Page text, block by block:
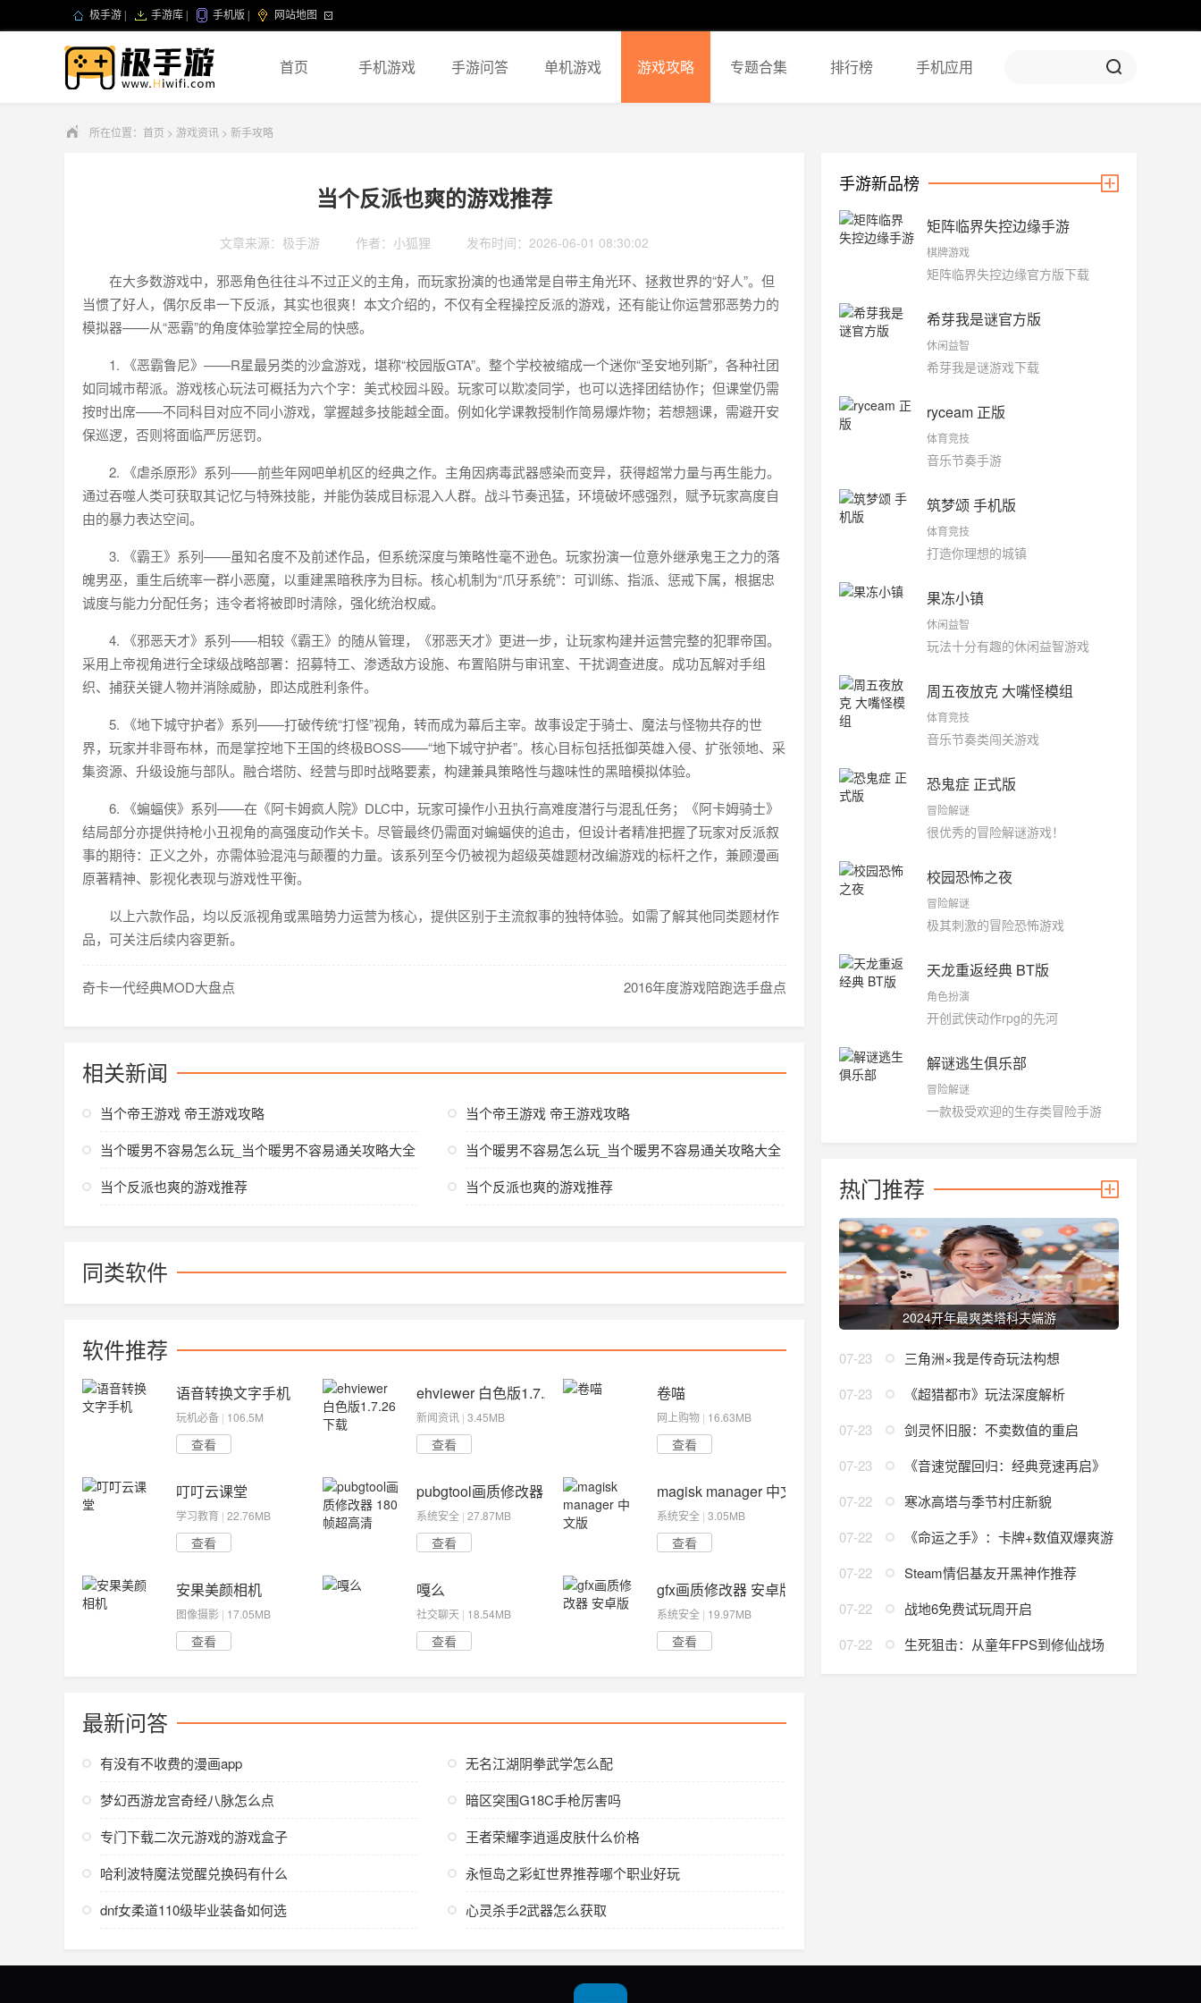
极手游 手游库 手机版 网站地图
首页 手机游戏 手游问答 单机游戏 游戏攻略 专题合集 排行榜 手机应用
所在位置： 首页 > 游戏资讯 > 新手攻略
当个反派也爽的游戏推荐
文章来源：极手游 作者：小狐狸 发布时间：2026-06-01 08:30:02
在大多数游戏中，邪恶角色往往斗不过正义的主角，而玩家扮演的也通常是自带主角光环、拯救世界的“好人”。但
当惯了好人，偶尔反串一下反派，其实也很爽！本文介绍的，不仅有全程操控反派的游戏，还有能让你运营邪恶势力的
模拟器——从“恶霸”的角度体验掌控全局的快感。
1. 《恶霸鲁尼》——R星最另类的沙盒游戏，堪称“校园版GTA”。整个学校被缩成一个迷你“圣安地列斯”，各种社团
如同城市帮派。游戏核心玩法可概括为六个字：美式校园斗殴。玩家可以欺凌同学，也可以选择团结协作；但课堂仍需
按时出席——不同科目对应不同小游戏，掌握越多技能越全面。例如化学课教授制作简易爆炸物；若想翘课，需避开安
保巡逻，否则将面临严厉惩罚。
2. 《虐杀原形》系列——前些年网吧单机区的经典之作。主角因病毒武器感染而变异，获得超常力量与再生能力。
通过吞噬人类可获取其记忆与特殊技能，并能伪装成目标混入人群。战斗节奏迅猛，环境破坏感强烈，赋予玩家高度自
由的暴力表达空间。
3. 《霸王》系列——虽知名度不及前述作品，但系统深度与策略性毫不逊色。玩家扮演一位意外继承鬼王之力的落
魄男巫，重生后统率一群小恶魔，以重建黑暗秩序为目标。核心机制为“爪牙系统”：可训练、指派、惩戒下属，根据忠
诚度与能力分配任务；违令者将被即时清除，强化统治权威。
4. 《邪恶天才》系列——相较《霸王》的随从管理，《邪恶天才》更进一步，让玩家构建并运营完整的犯罪帝国。
采用上帝视角进行全球级战略部署：招募特工、渗透敌方设施、布置陷阱与审讯室、干扰调查进度。成功瓦解对手组
织、捕获关键人物并消除威胁，即达成胜利条件。
5. 《地下城守护者》系列——打破传统“打怪”视角，转而成为幕后主宰。故事设定于骑士、魔法与怪物共存的世
界，玩家并非哥布林，而是掌控地下王国的终极BOSS——“地下城守护者”。核心目标包括抵御英雄入侵、扩张领地、采
集资源、升级设施与部队。融合塔防、经营与即时战略要素，构建兼具策略性与趣味性的黑暗模拟体验。
6. 《蝙蝠侠》系列——在《阿卡姆疯人院》DLC中，玩家可操作小丑执行高难度潜行与混乱任务；《阿卡姆骑士》
结局部分亦提供持枪小丑视角的高强度动作关卡。尽管最终仍需面对蝙蝠侠的追击，但设计者精准把握了玩家对反派叙
事的期待：正义之外，亦需体验混沌与颠覆的力量。该系列至今仍被视为超级英雄题材改编游戏的标杆之作，兼顾漫画
原著精神、影视化表现与游戏性平衡。
以上六款作品，均以反派视角或黑暗势力运营为核心，提供区别于主流叙事的独特体验。如需了解其他同类题材作
品，可关注后续内容更新。
奇卡一代经典MOD大盘点 2016年度游戏陪跑选手盘点
相关新闻
当个帝王游戏 帝王游戏攻略
当个暖男不容易怎么玩_当个暖男不容易通关攻略大全
当个反派也爽的游戏推荐
当个帝王游戏 帝王游戏攻略
当个暖男不容易怎么玩_当个暖男不容易通关攻略大全
当个反派也爽的游戏推荐
同类软件
软件推荐
语音转换文字手机
玩机必备 | 106.5M
查看
ehviewer 白色版1.7.26下载
新闻资讯 | 3.45MB
查看
卷喵
网上购物 | 16.63MB
查看
叮叮云课堂
学习教育 | 22.76MB
查看
pubgtool画质修改器 180帧超高清
系统安全 | 27.87MB
查看
magisk manager 中文版
系统安全 | 3.05MB
查看
安果美颜相机
图像摄影 | 17.05MB
查看
嘎么
社交聊天 | 18.54MB
查看
gfx画质修改器 安卓版
系统安全 | 19.97MB
查看
最新问答
有没有不收费的漫画app
梦幻西游龙宫奇经八脉怎么点
专门下载二次元游戏的游戏盒子
哈利波特魔法觉醒兑换码有什么
dnf女柔道110级毕业装备如何选
无名江湖阴拳武学怎么配
暗区突围G18C手枪厉害吗
王者荣耀李逍遥皮肤什么价格
永恒岛之彩虹世界推荐哪个职业好玩
心灵杀手2武器怎么获取
手游新品榜
矩阵临界失控边缘手游
棋牌游戏
矩阵临界失控边缘官方版下载
希芽我是谜官方版
休闲益智
希芽我是谜游戏下载
ryceam 正版
体育竞技
音乐节奏手游
筑梦颂 手机版
体育竞技
打造你理想的城镇
果冻小镇
休闲益智
玩法十分有趣的休闲益智游戏
周五夜放克 大嘴怪模组
体育竞技
音乐节奏类闯关游戏
恐鬼症 正式版
冒险解谜
很优秀的冒险解谜游戏！
校园恐怖之夜
冒险解谜
极其刺激的冒险恐怖游戏
天龙重返经典 BT版
角色扮演
开创武侠动作rpg的先河
解谜逃生俱乐部
冒险解谜
一款极受欢迎的生存类冒险手游
热门推荐
2024开年最爽类塔科夫端游
07-23
三角洲×我是传奇玩法构想
07-23
《超猎都市》玩法深度解析
07-23
剑灵怀旧服：不卖数值的重启
07-23
《音速觉醒回归：经典竞速再启》
07-22
寒冰高塔与季节村庄新貌
07-22
《命运之手》：卡牌+数值双爆爽游
07-22
Steam情侣基友开黑神作推荐
07-22
战地6免费试玩周开启
07-22
生死狙击：从童年FPS到修仙战场